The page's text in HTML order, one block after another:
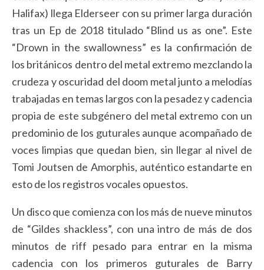
Halifax) llega Elderseer con su primer larga duración
tras un Ep de 2018 titulado “Blind us as one”. Este
“Drown in the swallowness” es la confirmación de
los británicos dentro del metal extremo mezclando la
crudeza y oscuridad del doom metal junto a melodías
trabajadas en temas largos con la pesadez y cadencia
propia de este subgénero del metal extremo con un
predominio de los guturales aunque acompañado de
voces limpias que quedan bien, sin llegar al nivel de
Tomi Joutsen de Amorphis, auténtico estandarte en
esto de los registros vocales opuestos.
Un disco que comienza con los más de nueve minutos
de “Gildes shackless”, con una intro de más de dos
minutos de riff pesado para entrar en la misma
cadencia con los primeros guturales de Barry